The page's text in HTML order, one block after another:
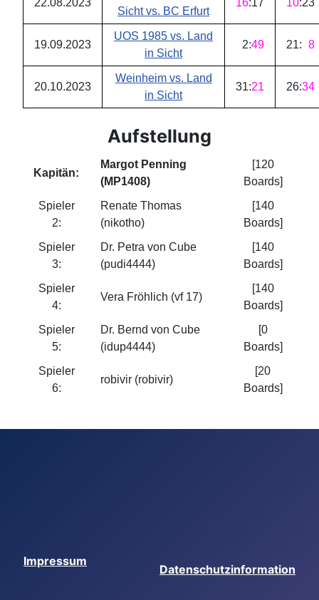
22.08.2023
Sicht vs. BC Erfurt
16:17 10:23
19.09.2023
UOS 1985 vs. Land
in Sicht
2:49 21: 8
20.10.2023
Weinheim vs. Land
in Sicht
31:21 26:34
Aufstellung
Kapitän:
Margot Penning
(MP1408)
[120
Boards]
Spieler
2:
Renate Thomas
(nikotho)
[140
Boards]
Spieler
3:
Dr. Petra von Cube
(pudi4444)
[140
Boards]
Spieler
4:
Vera Fröhlich (vf 17)
[140
Boards]
Spieler
5:
Dr. Bernd von Cube
(idup4444)
[0
Boards]
Spieler
6:
robivir (robivir)
[20
Boards]
Impressum
Datenschutzinformation